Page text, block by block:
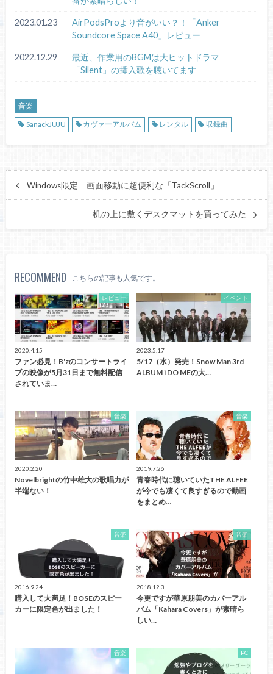
2023.01.23
AirPodsProより音がいい？！「Anker
Soundcore Space A40」レビュー
2022.12.29
最近、作業用のBGMは大ヒットドラマ
「Silent」の挿入歌を聴いてます
音楽
SanackJUJU
カヴァーアルバム レンタル 収録曲
Windows限定 画面移動に超便利な「TackScroll」
机の上に敷くデスクマットを買ってみた
RECOMMEND こちらの記事も人気です。
レビュー
2020.4.15
ファン必見！B'zのコンサートライ
ブの映像が5月31日まで無料配信
されていま…
イベント
2023.5.17
5/17（水）発売！Snow Man 3rd
ALBUM i DO MEの大…
音楽
2020.2.20
Novelbrightの竹中雄大の歌唱力が
半端ない！
音楽
2019.7.26
青春時代に聴いていたTHE ALFEE
が今でも凄くて良すぎるので動画
をまとめ…
音楽
2016.9.24
購入して大満足！BOSEのスピー
カーに限定色が出ました！
音楽
2018.12.3
今更ですが華原朋美のカバーアル
バム「Kahara Covers」が素晴ら
しい…
音楽 PC